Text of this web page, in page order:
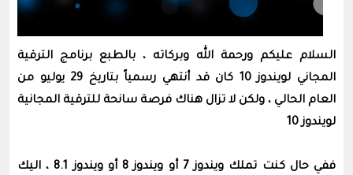
السلام عليكم ورحمة الله وبركاته ، بالطبع برنامج الترقية
المجاني لويندوز 10 كان قد أنتهي رسمياً بتاريخ 29 يوليو من
العام الحالي ، ولكن لا تزال هناك فرصة سانحة للترقية المجانية
لويندوز 10
ففي حال كنت تملك ويندوز 7 أو ويندوز 8 أو ويندوز 8.1 ، اليك